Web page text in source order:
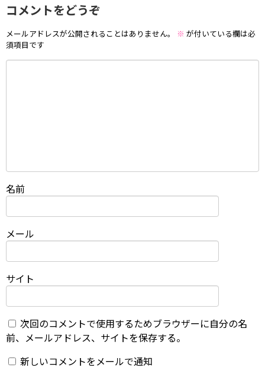
コメントをどうぞ
メールアドレスが公開されることはありません。 ※ が付いている欄は必
須項目です
名前
メール
サイト
次回のコメントで使用するためブラウザーに自分の名
前、メールアドレス、サイトを保存する。
新しいコメントをメールで通知